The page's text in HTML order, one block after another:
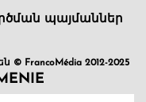
պայմաններ
FrancoMédia 2012-2025